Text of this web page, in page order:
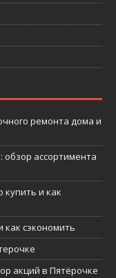
ремонта дома и
обзор ассортимента
и как
как сэкономить
акций в Пятёрочке